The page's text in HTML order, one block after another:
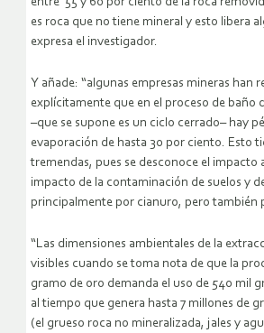
es roca que no tiene mineral y esto libera
expresa el investigador.
Y añade: “algunas empresas mineras han
explícitamente que en el proceso de baño
–que se supone es un ciclo cerrado– hay
evaporación de hasta 30 por ciento. Esto
tremendas, pues se desconoce el impacto
impacto de la contaminación de suelos y
principalmente por cianuro, pero también
“Las dimensiones ambientales de la
visibles cuando se toma nota de que la
gramo de oro demanda el uso de 540 mil
al tiempo que genera hasta 7 millones de
(el grueso roca no mineralizada, jales y